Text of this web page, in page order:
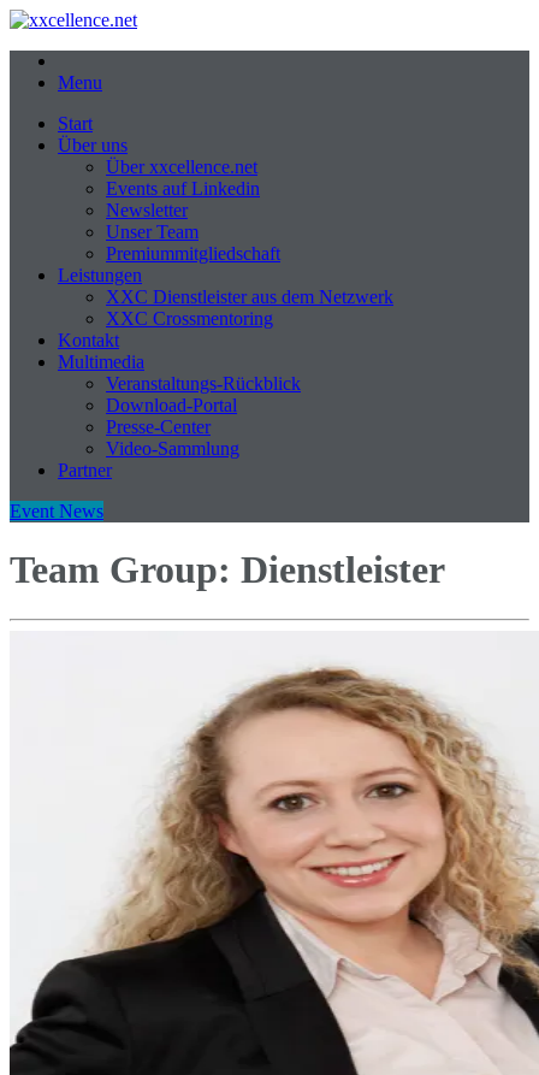
Menu
Start
Über uns
Über xxcellence.net
Events auf Linkedin
Newsletter
Unser Team
Premiummitgliedschaft
Leistungen
XXC Dienstleister aus dem Netzwerk
XXC Crossmentoring
Kontakt
Multimedia
Veranstaltungs-Rückblick
Download-Portal
Presse-Center
Video-Sammlung
Partner
Event News
Team Group: Dienstleister